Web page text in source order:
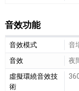
音效功能
音效功能細節敘述
音效模式
音
音效
夜
虛擬環繞音效技
術